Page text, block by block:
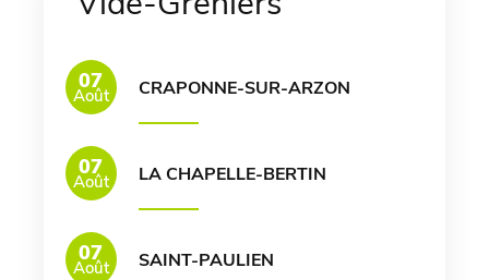
07
Août CRAPONNE-SUR-ARZON
07
Août LA CHAPELLE-BERTIN
07
Août SAINT-PAULIEN